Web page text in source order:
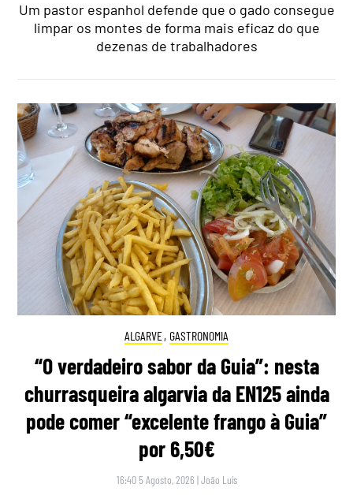
Um pastor espanhol defende que o gado consegue
limpar os montes de forma mais eficaz do que
dezenas de trabalhadores
ALGARVE, GASTRONOMIA
“O verdadeiro sabor da Guia”: nesta
churrasqueira algarvia da EN125 ainda
pode comer “excelente frango à Guia”
por 6,50€
16:40 5 Agosto, 2026 |João Luís